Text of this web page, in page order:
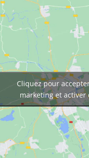
Cliquez pour
marketing et activer